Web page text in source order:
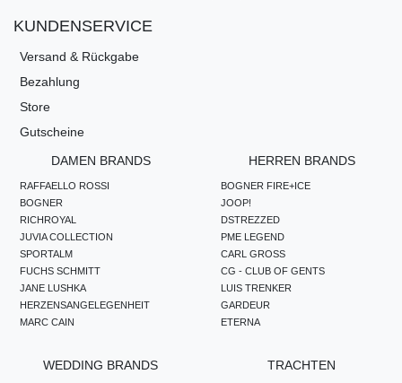
KUNDENSERVICE
Versand & Rückgabe
Bezahlung
Store
Gutscheine
DAMEN BRANDS
RAFFAELLO ROSSI
BOGNER
RICHROYAL
JUVIA COLLECTION
SPORTALM
FUCHS SCHMITT
JANE LUSHKA
HERZENSANGELEGENHEIT
MARC CAIN
HERREN BRANDS
BOGNER FIRE+ICE
JOOP!
DSTREZZED
PME LEGEND
CARL GROSS
CG - CLUB OF GENTS
LUIS TRENKER
GARDEUR
ETERNA
WEDDING BRANDS TRACHTEN